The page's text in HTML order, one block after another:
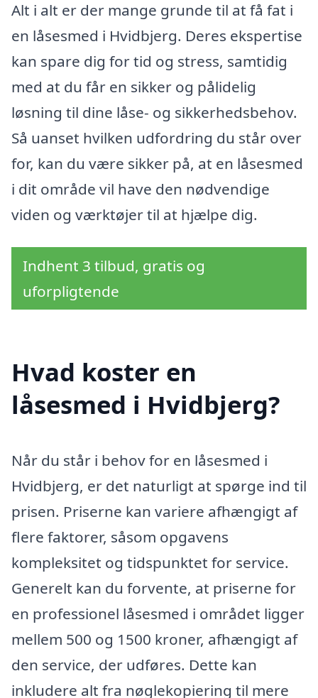
Alt i alt er der mange grunde til at få fat i
en låsesmed i Hvidbjerg. Deres ekspertise
kan spare dig for tid og stress, samtidig
med at du får en sikker og pålidelig
løsning til dine låse- og sikkerhedsbehov.
Så uanset hvilken udfordring du står over
for, kan du være sikker på, at en låsesmed
i dit område vil have den nødvendige
viden og værktøjer til at hjælpe dig.
Indhent 3 tilbud, gratis og
uforpligtende
Hvad koster en
låsesmed i Hvidbjerg?
Når du står i behov for en låsesmed i
Hvidbjerg, er det naturligt at spørge ind til
prisen. Priserne kan variere afhængigt af
flere faktorer, såsom opgavens
kompleksitet og tidspunktet for service.
Generelt kan du forvente, at priserne for
en professionel låsesmed i området ligger
mellem 500 og 1500 kroner, afhængigt af
den service, der udføres. Dette kan
inkludere alt fra nøglekopiering til mere